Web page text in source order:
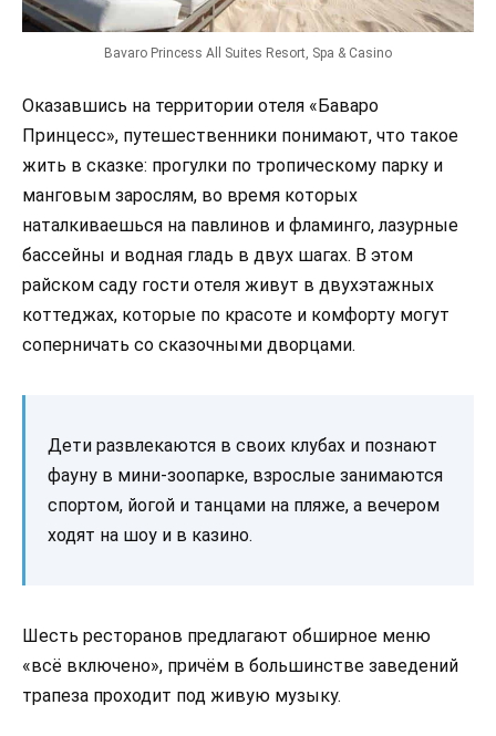
Bavaro Princess All Suites Resort, Spa & Casino
Оказавшись на территории отеля «Баваро
Принцесс», путешественники понимают, что такое
жить в сказке: прогулки по тропическому парку и
манговым зарослям, во время которых
наталкиваешься на павлинов и фламинго, лазурные
бассейны и водная гладь в двух шагах. В этом
райском саду гости отеля живут в двухэтажных
коттеджах, которые по красоте и комфорту могут
соперничать со сказочными дворцами.
Дети развлекаются в своих клубах и познают
фауну в мини-зоопарке, взрослые занимаются
спортом, йогой и танцами на пляже, а вечером
ходят на шоу и в казино.
Шесть ресторанов предлагают обширное меню
«всё включено», причём в большинстве заведений
трапеза проходит под живую музыку.